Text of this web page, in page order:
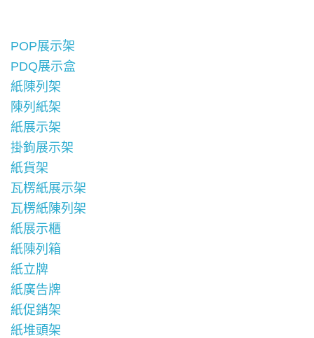
POP展示架
PDQ展示盒
紙陳列架
陳列紙架
紙展示架
掛鉤展示架
紙貨架
瓦楞紙展示架
瓦楞紙陳列架
紙展示櫃
紙陳列箱
紙立牌
紙廣告牌
紙促銷架
紙堆頭架